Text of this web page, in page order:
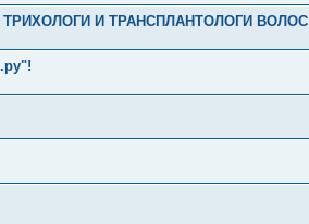
И ТРАНСПЛАНТОЛОГИ ВОЛОС